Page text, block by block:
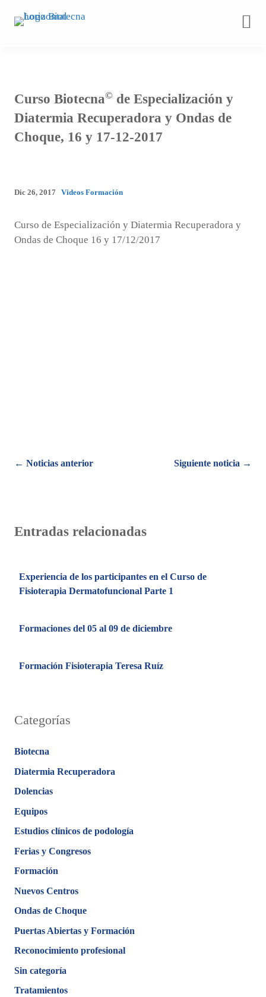
Curso Biotecna© de Especialización y
Diatermia Recuperadora y Ondas de
Choque, 16 y 17-12-2017
Dic 26, 2017 Videos Formación
Curso de Especialización y Diatermia Recuperadora y
Ondas de Choque 16 y 17/12/2017
Posts
← Noticias anterior Siguiente noticia →
Entradas relacionadas
Experiencia de los participantes en el Curso de
Fisioterapia Dermatofuncional Parte 1
Formaciones del 05 al 09 de diciembre
Formación Fisioterapia Teresa Ruíz
Categorías
Biotecna
Diatermia Recuperadora
Dolencias
Equipos
Estudios clínicos de podología
Ferias y Congresos
Formación
Nuevos Centros
Ondas de Choque
Puertas Abiertas y Formación
Reconocimiento profesional
Sin categoría
Tratamientos